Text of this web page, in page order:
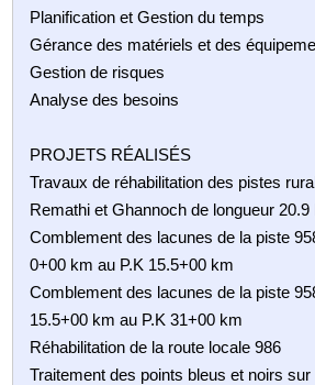
Planification et Gestion du temps
Gérance des matériels et des
Gestion de risques
Analyse des besoins
PROJETS RÉALISÉS
Travaux de réhabilitation des pistes
Remathi et Ghannoch de longueur 20.9
Comblement des lacunes de la piste
0+00 km au P.K 15.5+00 km
Comblement des lacunes de la piste
15.5+00 km au P.K 31+00 km
Réhabilitation de la route locale 986
Traitement des points bleus et noirs sur